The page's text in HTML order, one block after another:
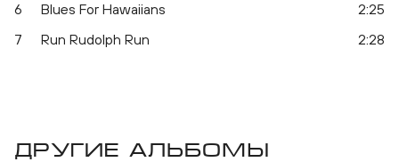
6
Blues For Hawaiians
2:25
7
Run Rudolph Run 2:28
Другие альбомы